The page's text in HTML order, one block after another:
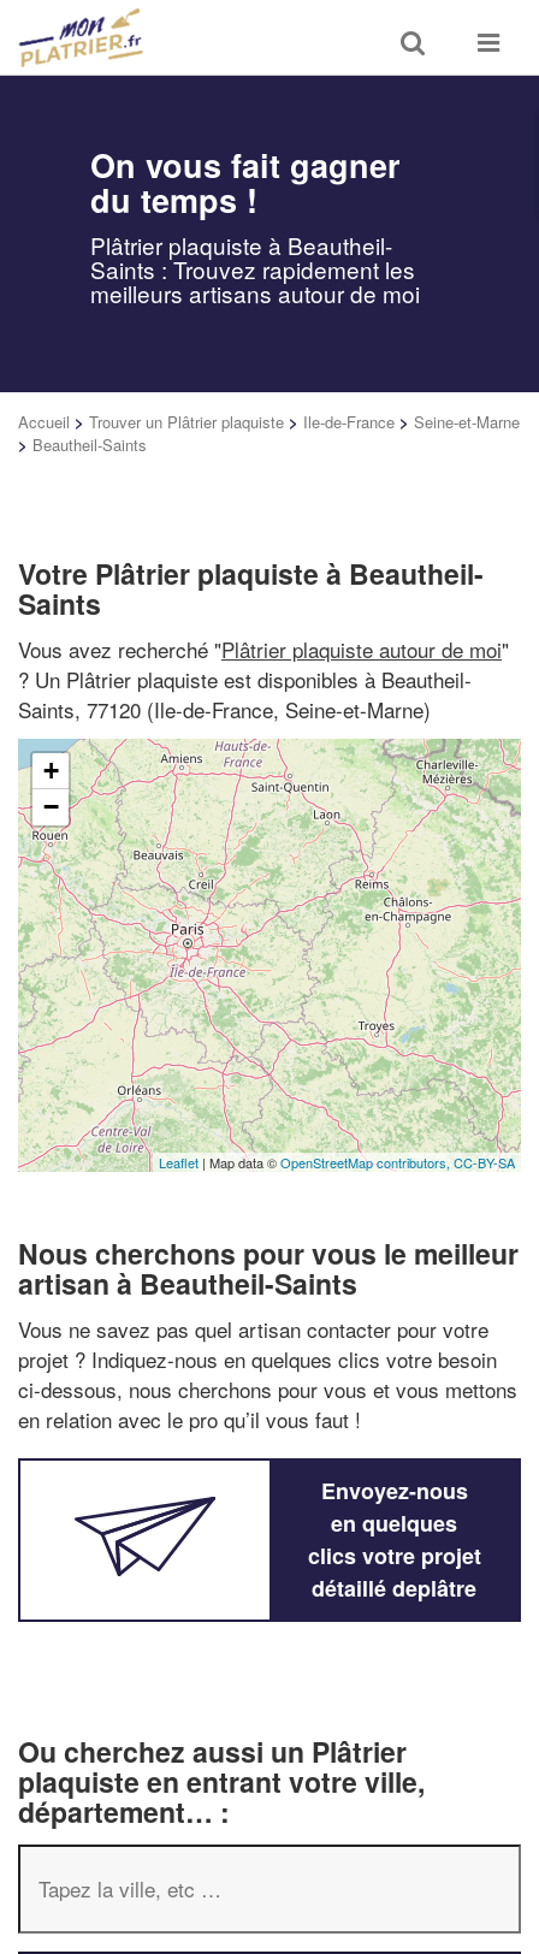
Toggle
search
Toggle
On vous fait gagner
du temps !
Plâtrier plaquiste à Beautheil-
Saints : Trouvez rapidement les
meilleurs artisans autour de moi
Accueil > Trouver un Plâtrier plaquiste > Ile-de-France > Seine-et-Marne
> Beautheil-Saints
Votre Plâtrier plaquiste à Beautheil-
Saints
Vous avez recherché "Plâtrier plaquiste autour de moi"
? Un Plâtrier plaquiste est disponibles à Beautheil-
Saints, 77120 (Ile-de-France, Seine-et-Marne)
+
−
Leaflet | Map data ©OpenStreetMap contributors, CC-BY-SA
Nous cherchons pour vous le meilleur
artisan à Beautheil-Saints
Vous ne savez pas quel artisan contacter pour votre
projet ? Indiquez-nous en quelques clics votre besoin
ci-dessous, nous cherchons pour vous et vous mettons
en relation avec le pro qu’il vous faut !
Envoyez-nous
en quelques
clics votre projet
détaillé deplâtre
Ou cherchez aussi un Plâtrier
plaquiste en entrant votre ville,
département… :